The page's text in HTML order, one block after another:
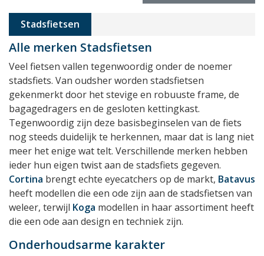
Stadsfietsen
Alle merken Stadsfietsen
Veel fietsen vallen tegenwoordig onder de noemer
stadsfiets. Van oudsher worden stadsfietsen
gekenmerkt door het stevige en robuuste frame, de
bagagedragers en de gesloten kettingkast.
Tegenwoordig zijn deze basisbeginselen van de fiets
nog steeds duidelijk te herkennen, maar dat is lang niet
meer het enige wat telt. Verschillende merken hebben
ieder hun eigen twist aan de stadsfiets gegeven.
Cortina brengt echte eyecatchers op de markt, Batavus
heeft modellen die een ode zijn aan de stadsfietsen van
weleer, terwijl Koga modellen in haar assortiment heeft
die een ode aan design en techniek zijn.
Onderhoudsarme karakter